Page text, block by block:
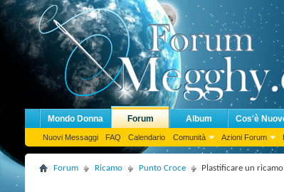
Mondo Donna Forum
Nuovi Messaggi FAQ Calendario Comunità Azioni Forum
Album Cos'è
Forum Ricamo Punto Croce Plastificare un ricamo